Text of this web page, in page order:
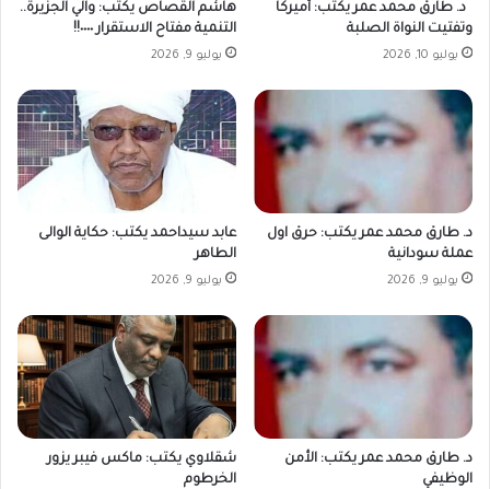
د. طارق محمد عمر يكتب: أميركا
وتفتيت النواة الصلبة
يوليو 10, 2026
هاشم القصاص يكتب: والي الجزيرة..
التنمية مفتاح الاستقرار ٠٠٠٠!!
يوليو 9, 2026
د. طارق محمد عمر يكتب: حرق اول
عملة سودانية
يوليو 9, 2026
عابد سيداحمد يكتب: حكاية الوالى
الطاهر
يوليو 9, 2026
د. طارق محمد عمر يكتب: الأمن
الوظيفي
شقلاوي يكتب: ماكس فيبر يزور
الخرطوم